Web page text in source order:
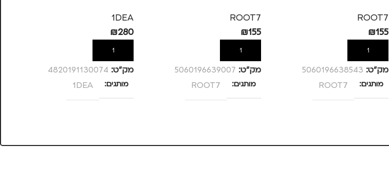
ROOT7
₪155
הוספה לסל
מק”ט: 5060196638543
מותגים ROOT7
ROOT7
₪155
הוספה לסל
מק”ט: 5060196639007
מותגים ROOT7
1DEA
₪280
הוספה לסל
מק”ט: 4820191130074
מותגים 1DEA